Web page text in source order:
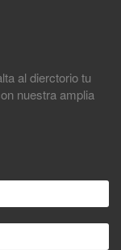
al dierctorio tu
nuestra amplia